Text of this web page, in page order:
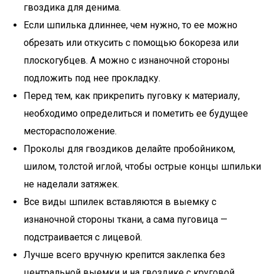
гвоздика для денима.
Если шпилька длиннее, чем нужно, то ее можно
обрезать или откусить с помощью бокореза или
плоскогубцев. А можно с изнаночной стороны
подложить под нее прокладку.
Перед тем, как прикрепить пуговку к материалу,
необходимо определиться и пометить ее будущее
месторасположение.
Проколы для гвоздиков делайте пробойником,
шилом, толстой иглой, чтобы острые концы шпильки
не наделали затяжек.
Все виды шпилек вставляются в выемку с
изнаночной стороны ткани, а сама пуговица —
подстраивается с лицевой.
Лучше всего вручную крепится заклепка без